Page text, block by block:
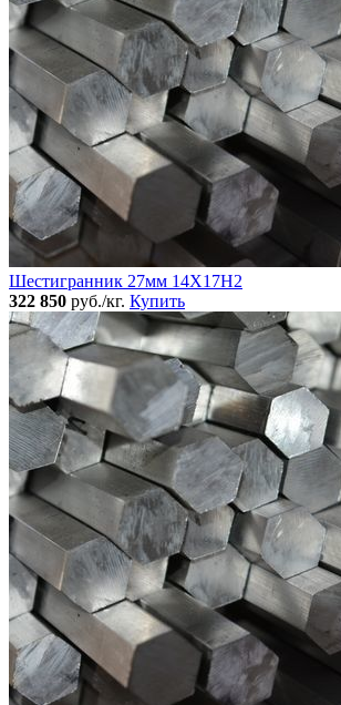
Шестигранник 27мм 14Х17Н2
322 850 руб./кг. Купить